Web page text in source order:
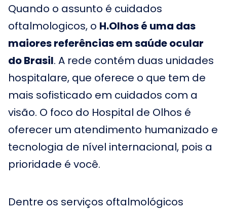
Quando o assunto é cuidados
oftalmologicos, o H.Olhos é uma das
maiores referências em saúde ocular
do Brasil. A rede contém duas unidades
hospitalare, que oferece o que tem de
mais sofisticado em cuidados com a
visão. O foco do Hospital de Olhos é
oferecer um atendimento humanizado e
tecnologia de nível internacional, pois a
prioridade é você.
Dentre os serviços oftalmológicos